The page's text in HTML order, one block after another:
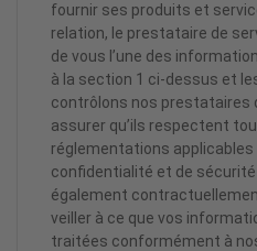
fournir ses produits et
relation, le prestataire de
de vous l’une des
à la section 1 ci-dessus et
contrôlons nos prestataires
assurer qu’ils respectent
réglementations applicables
confidentialité et de
également
veiller à ce que vos
traitées conformément à